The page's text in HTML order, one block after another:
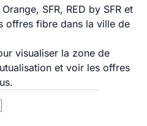
SFR, RED by SFR et
offres fibre dans la ville de
visualiser la zone de
et voir les offres